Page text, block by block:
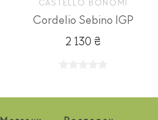
CASTELLO BONOMI
Cordelio Sebino IGP
2 130 ₴